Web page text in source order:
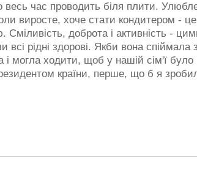
час проводить біля плити.
виросте, хоче стати кондитером - це
доброта і активність -
рідні здорові. Якби вона спіймала
могла ходити, щоб у нашій сім'ї було
країни, перше, що б я